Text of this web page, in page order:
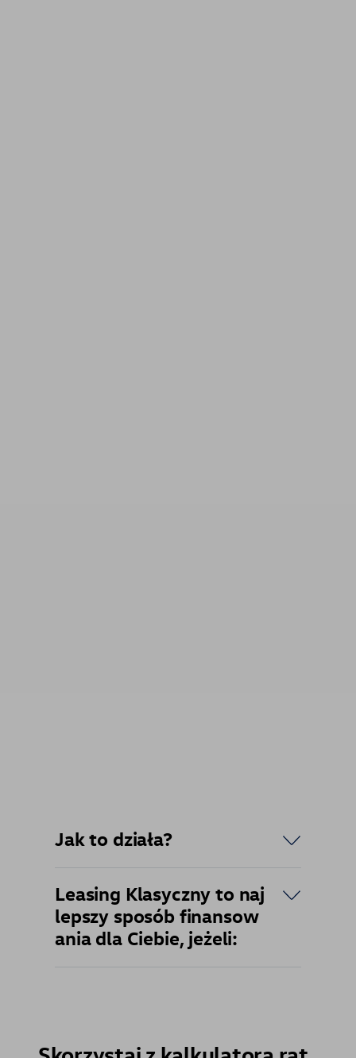
Jak to działa?
Leasing Klasyczny to naj
lepszy sposób finansow
ania dla Ciebie, jeżeli: